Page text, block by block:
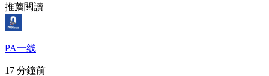
推薦閱讀
PA一线
17 分鐘前